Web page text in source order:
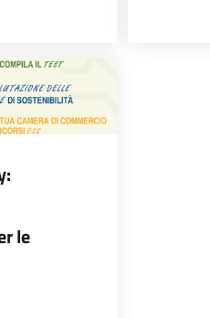
le